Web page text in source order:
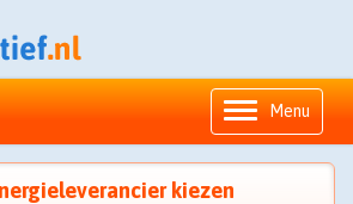
Menu
kiezen